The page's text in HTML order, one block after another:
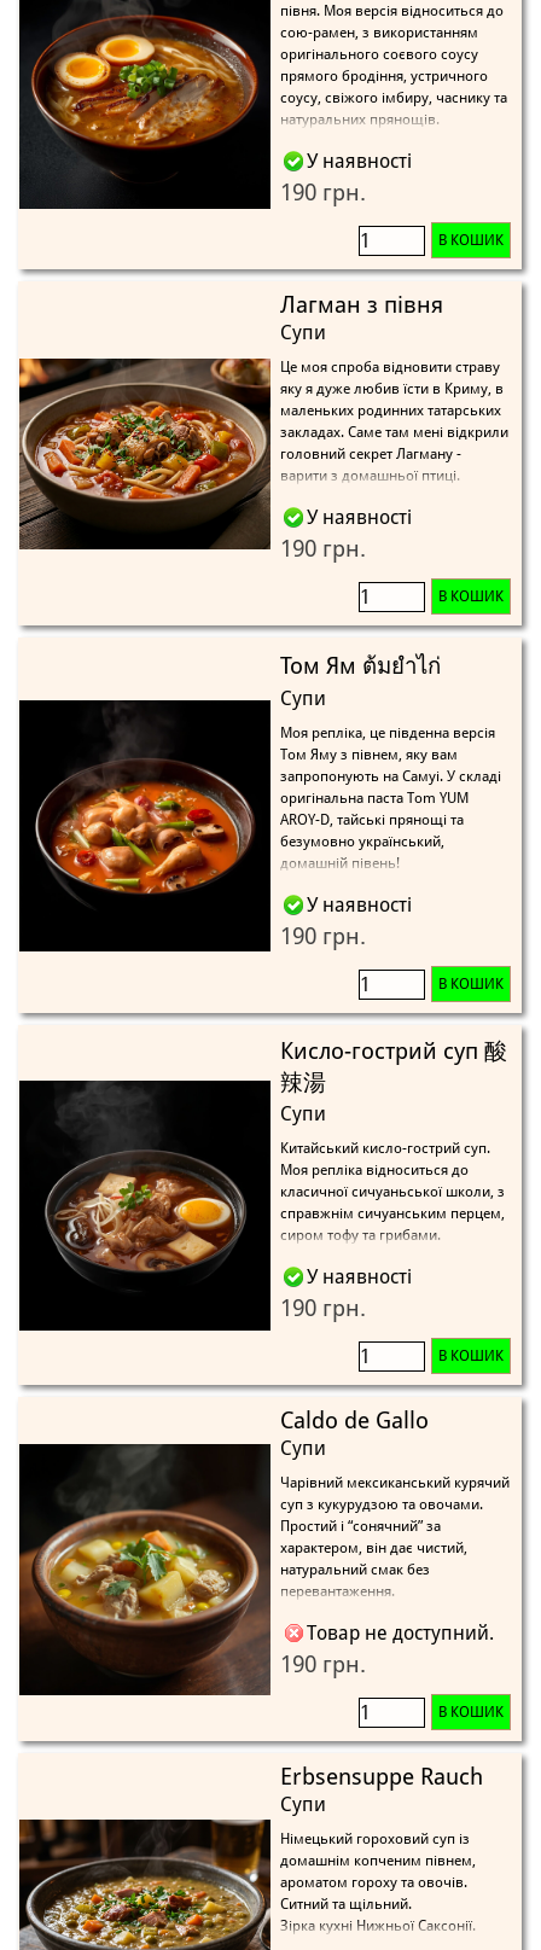
півня. Моя версія відноситься до
сою-рамен, з використанням
оригінального соєвого соусу
прямого бродіння, устричного
соусу, свіжого імбиру, часнику та
натуральних прянощів.
У наявності
190 грн.
В КОШИК
Лагман з півня
Супи
Це моя спроба відновити страву
яку я дуже любив їсти в Криму, в
маленьких родинних татарських
закладах. Саме там мені відкрили
головний секрет Лагману -
варити з домашньої птиці.
У наявності
190 грн.
В КОШИК
Том Ям ต้มยำไก่
Супи
Моя репліка, це південна версія
Том Яму з півнем, яку вам
запропонують на Самуі. У складі
оригінальна паста Tom YUM
AROY-D, тайські прянощі та
безумовно український,
домашній півень!
У наявності
190 грн.
В КОШИК
Кисло-гострий суп 酸
辣湯
Супи
Китайський кисло-гострий суп.
Моя репліка відноситься до
класичної сичуаньської школи, з
справжнім сичуанським перцем,
сиром тофу та грибами.
У наявності
190 грн.
В КОШИК
Caldo de Gallo
Супи
Чарівний мексиканський курячий
суп з кукурудзою та овочами.
Простий і “сонячний” за
характером, він дає чистий,
натуральний смак без
перевантаження.
Товар не доступний.
190 грн.
В КОШИК
Erbsensuppe Rauch
Супи
Німецький гороховий суп із
домашнім копченим півнем,
ароматом гороху та овочів.
Ситний та щільний.
Зірка кухні Нижньої Саксонії.